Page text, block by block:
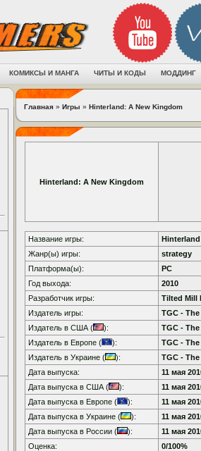
КОМИКСЫ И МАНГА ЧИТЫ И КОДЫ МОДДИНГ
Главная » Игры » Hinterland: A New Kingdom
Hinterland: A New Kingdom
Название игры:
Жанр(ы) игры:
strategy
Платформа(ы):
PC
Год выхода:
2010
Разработчик игры:
Tilted Mill
Издатель игры:
TGC -
Издатель в США (
):
TGC -
Издатель в Европе (
):
TGC -
Издатель в Украине (
):
TGC -
Дата выпуска:
11 мая
Дата выпуска в США (
):
11 мая
Дата выпуска в Европе (
):
11 мая
Дата выпуска в Украине (
):
11 мая
Дата выпуска в России (
):
11 мая
Оценка:
0/100%